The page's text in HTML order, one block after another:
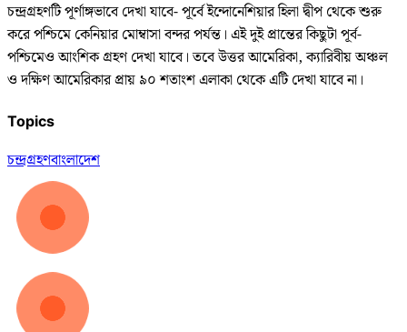
চন্দ্রগ্রহণটি পূর্ণাঙ্গভাবে দেখা যাবে- পূর্বে ইন্দোনেশিয়ার হিলা দ্বীপ থেকে শুরু
করে পশ্চিমে কেনিয়ার মোম্বাসা বন্দর পর্যন্ত। এই দুই প্রান্তের কিছুটা পূর্ব-
পশ্চিমেও আংশিক গ্রহণ দেখা যাবে। তবে উত্তর আমেরিকা, ক্যারিবীয় অঞ্চল
ও দক্ষিণ আমেরিকার প্রায় ৯০ শতাংশ এলাকা থেকে এটি দেখা যাবে না।
Topics
চন্দ্রগ্রহণবাংলাদেশ